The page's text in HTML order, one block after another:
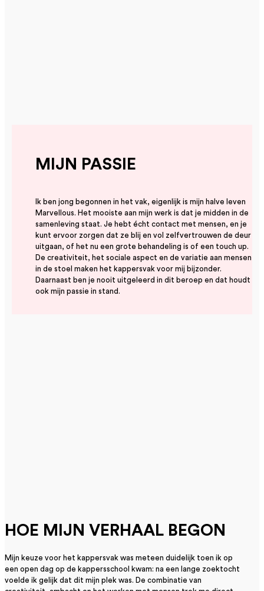
MIJN PASSIE
Ik ben jong begonnen in het vak, eigenlijk is mijn halve leven
Marvellous. Het mooiste aan mijn werk is dat je midden in de
samenleving staat. Je hebt écht contact met mensen, en je
kunt ervoor zorgen dat ze blij en vol zelfvertrouwen de deur
uitgaan, of het nu een grote behandeling is of een touch up.
De creativiteit, het sociale aspect en de variatie aan mensen
in de stoel maken het kappersvak voor mij bijzonder.
Daarnaast ben je nooit uitgeleerd in dit beroep en dat houdt
ook mijn passie in stand.
HOE MIJN VERHAAL BEGON
Mijn keuze voor het kappersvak was meteen duidelijk toen ik op
een open dag op de kappersschool kwam: na een lange zoektocht
voelde ik gelijk dat dit mijn plek was. De combinatie van